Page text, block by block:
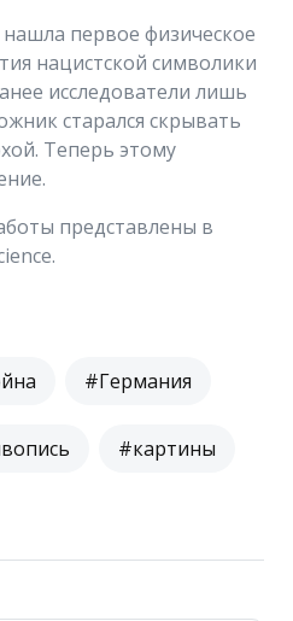
первое физическое
нацистской символики
исследователи лишь
старался скрывать
Теперь этому
представлены в
#Германия
#картины